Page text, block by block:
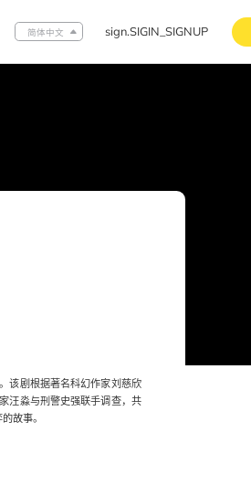
简体中文 sign.SIGIN_SIGNUP
该剧根据著名科幻作家刘慈欣
汪淼与刑警史强联手调查，共
故事。